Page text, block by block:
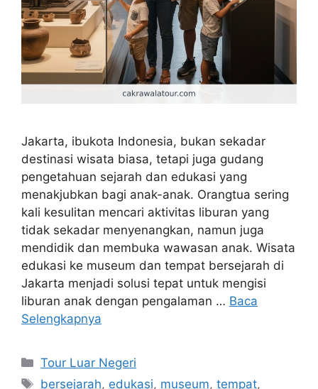
Jakarta, ibukota Indonesia, bukan sekadar
destinasi wisata biasa, tetapi juga gudang
pengetahuan sejarah dan edukasi yang
menakjubkan bagi anak-anak. Orangtua sering
kali kesulitan mencari aktivitas liburan yang
tidak sekadar menyenangkan, namun juga
mendidik dan membuka wawasan anak. Wisata
edukasi ke museum dan tempat bersejarah di
Jakarta menjadi solusi tepat untuk mengisi
liburan anak dengan pengalaman … Baca
Selengkapnya
Kategori
Tour Luar Negeri
Tag
bersejarah, edukasi, museum,tempat,